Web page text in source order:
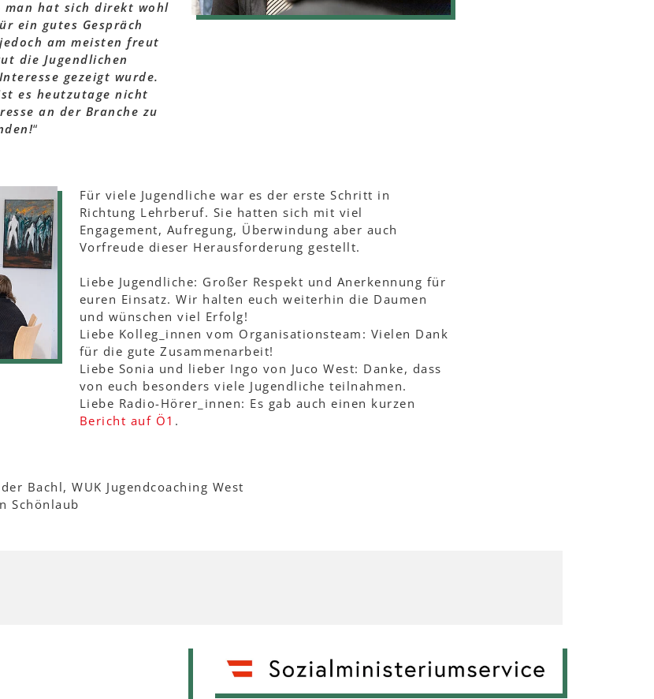
man hat sich direkt wohl
ein gutes Gespräch
am meisten freut
die Jugendlichen
gezeigt wurde.
es heutzutage nicht
an der Branche zu
“
Für viele Jugendliche war es der erste Schritt in
Richtung Lehrberuf. Sie hatten sich mit viel
Engagement, Aufregung, Überwindung aber auch
Vorfreude dieser Herausforderung gestellt.
Liebe Jugendliche: Großer Respekt und Anerkennung für
euren Einsatz. Wir halten euch weiterhin die Daumen
und wünschen viel Erfolg!
Liebe Kolleg_innen vom Organisationsteam: Vielen Dank
für die gute Zusammenarbeit!
Liebe Sonia und lieber Ingo von Juco West: Danke, dass
von euch besonders viele Jugendliche teilnahmen.
Liebe Radio-Hörer_innen: Es gab auch einen kurzen
Bericht auf Ö1 .
Bachl, WUK Jugendcoaching West
Schönlaub